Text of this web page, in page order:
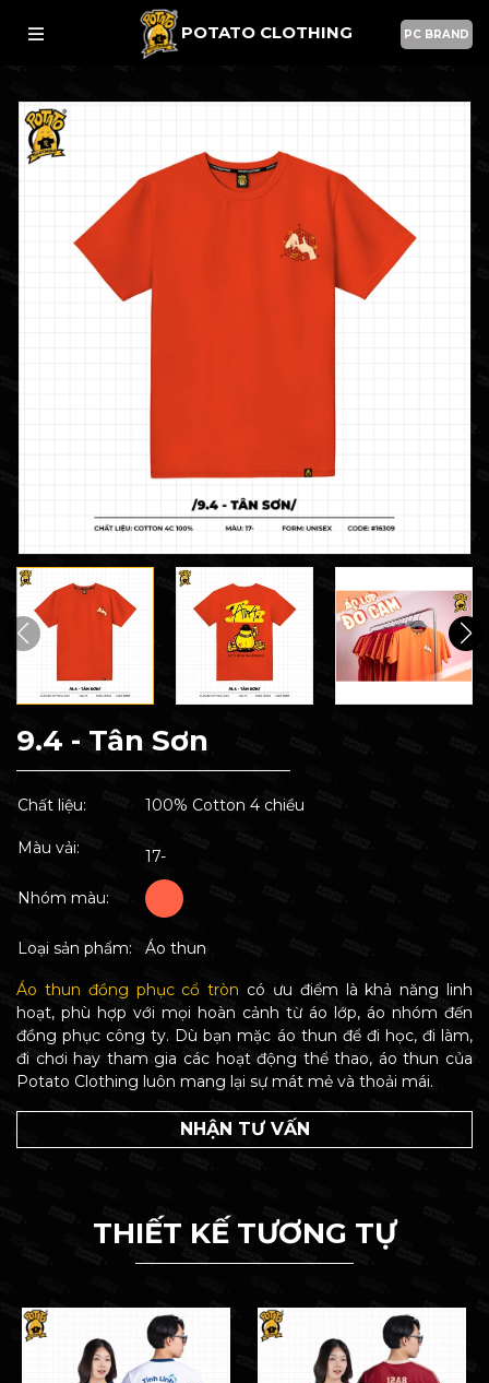
POTATO CLOTHING PC BRAND
9.4 - Tân Sơn
Chất liệu: 100% Cotton 4 chiều
Màu vải: 17-
Nhóm màu:
Loại sản phẩm: Áo thun
Áo thun đồng phục cổ tròn có ưu điểm là khả năng linh
hoạt, phù hợp với mọi hoàn cảnh từ áo lớp, áo nhóm đến
đồng phục công ty. Dù bạn mặc áo thun để đi học, đi làm,
đi chơi hay tham gia các hoạt động thể thao, áo thun của
Potato Clothing luôn mang lại sự mát mẻ và thoải mái.
NHẬN TƯ VẤN
THIẾT KẾ TƯƠNG TỰ